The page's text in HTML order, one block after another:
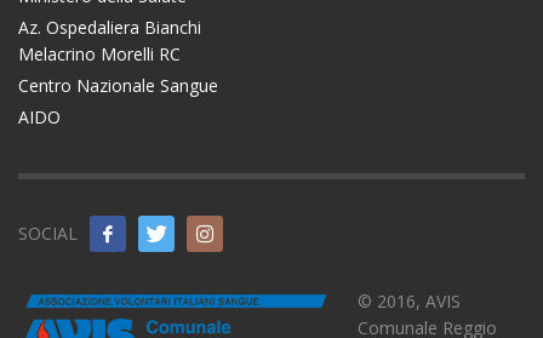
Az. Ospedaliera Bianchi
Melacrino Morelli RC
Centro Nazionale Sangue
AIDO
SOCIAL
© 2016, AVIS
Comunale Reggio